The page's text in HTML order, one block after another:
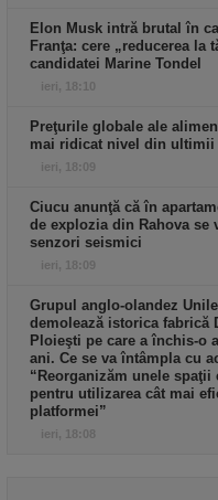
Elon Musk intră brutal în
Franţa: cere „reducerea la
candidatei Marine Tondel
ieri, 18:10
Preţurile globale ale
mai ridicat nivel din ultimii
ieri, 18:09
Ciucu anunţă că în
de explozia din Rahova se
senzori seismici
ieri, 18:09
Grupul anglo-olandez
demolează istorica fabrică
Ploieşti pe care a închis-o
ani. Ce se va întâmpla cu
“Reorganizăm unele spaţii
pentru utilizarea cât mai
platformei”
ieri, 18:08